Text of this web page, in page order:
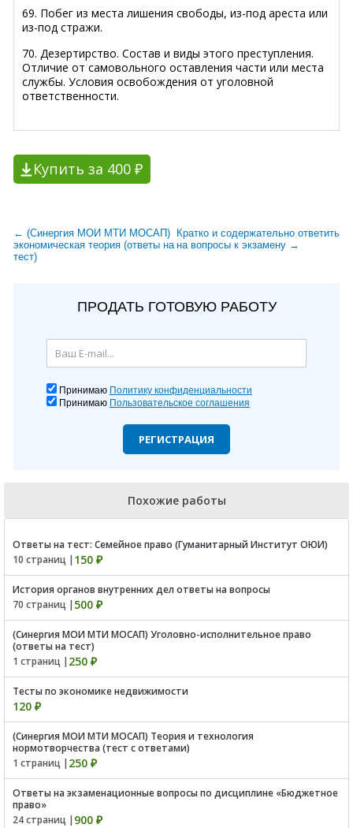
69. Побег из места лишения свободы, из-под ареста или
из-под стражи.
70. Дезертирство. Состав и виды этого преступления.
Отличие от самовольного оставления части или места
службы. Условия освобождения от уголовной
ответственности.
Купить за 400 ₽
← (Синергия МОИ МТИ МОСАП)
экономическая теория (ответы на
тест)
Кратко и содержательно ответить
на вопросы к экзамену →
ПРОДАТЬ ГОТОВУЮ РАБОТУ
Принимаю Политику конфиденциальности
Принимаю Пользовательское соглашения
РЕГИСТРАЦИЯ
Похожие работы
Ответы на тест: Семейное право (Гуманитарный Институт ОЮИ)
10 страниц | 150 ₽
История органов внутренних дел ответы на вопросы
70 страниц | 500 ₽
(Синергия МОИ МТИ МОСАП) Уголовно-исполнительное право
(ответы на тест)
1 страниц | 250 ₽
Тесты по экономике недвижимости
120 ₽
(Синергия МОИ МТИ МОСАП) Теория и технология
нормотворчества (тест с ответами)
1 страниц | 250 ₽
Ответы на экзаменационные вопросы по дисциплине «Бюджетное
право»
24 страниц | 900 ₽